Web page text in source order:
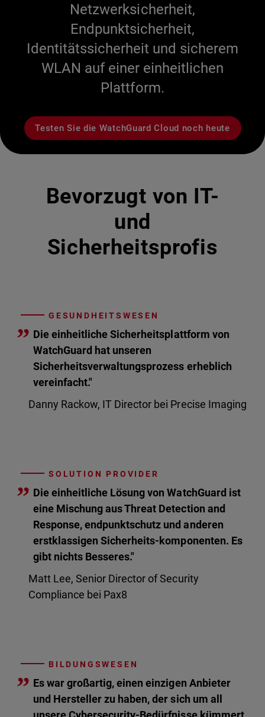
Netzwerksicherheit,
Endpunktsicherheit,
Identitätssicherheit und sicherem
WLAN auf einer einheitlichen
Plattform.
Testen Sie die WatchGuard Cloud noch heute
Bevorzugt von IT-
und
Sicherheitsprofis
GESUNDHEITSWESEN
” Die einheitliche Sicherheitsplattform von
WatchGuard hat unseren
Sicherheitsverwaltungsprozess erheblich
vereinfacht."
Danny Rackow, IT Director bei Precise Imaging
SOLUTION PROVIDER
” Die einheitliche Lösung von WatchGuard ist
eine Mischung aus Threat Detection and
Response, endpunktschutz und anderen
erstklassigen Sicherheits-komponenten. Es
gibt nichts Besseres."
Matt Lee, Senior Director of Security
Compliance bei Pax8
BILDUNGSWESEN
” Es war großartig, einen einzigen Anbieter
und Hersteller zu haben, der sich um all